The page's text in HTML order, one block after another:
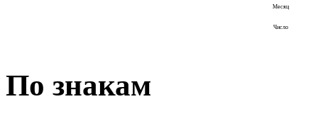
Месяц
Число
По знакам